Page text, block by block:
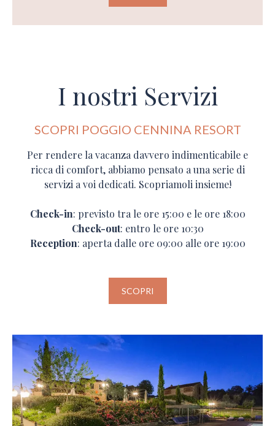
I nostri Servizi
SCOPRI POGGIO CENNINA RESORT
Per rendere la vacanza davvero indimenticabile e
ricca di comfort, abbiamo pensato a una serie di
servizi a voi dedicati. Scopriamoli insieme!
Check-in: previsto tra le ore 15:00 e le ore 18:00
Check-out: entro le ore 10:30
Reception: aperta dalle ore 09:00 alle ore 19:00
SCOPRI